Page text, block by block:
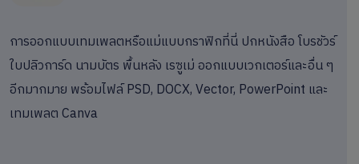
การออกแบบเทมเพลตหรือแม่แบบกราฟิกที่นี่ ปกหนังสือ โบรชัวร์
ใบปลิวการ์ด นามบัตร พื้นหลัง เรซูเม่ ออกแบบเวกเตอร์และอื่น ๆ
อีกมากมาย พร้อมไฟล์ PSD, DOCX, Vector, PowerPoint และ
เทมเพลต Canva